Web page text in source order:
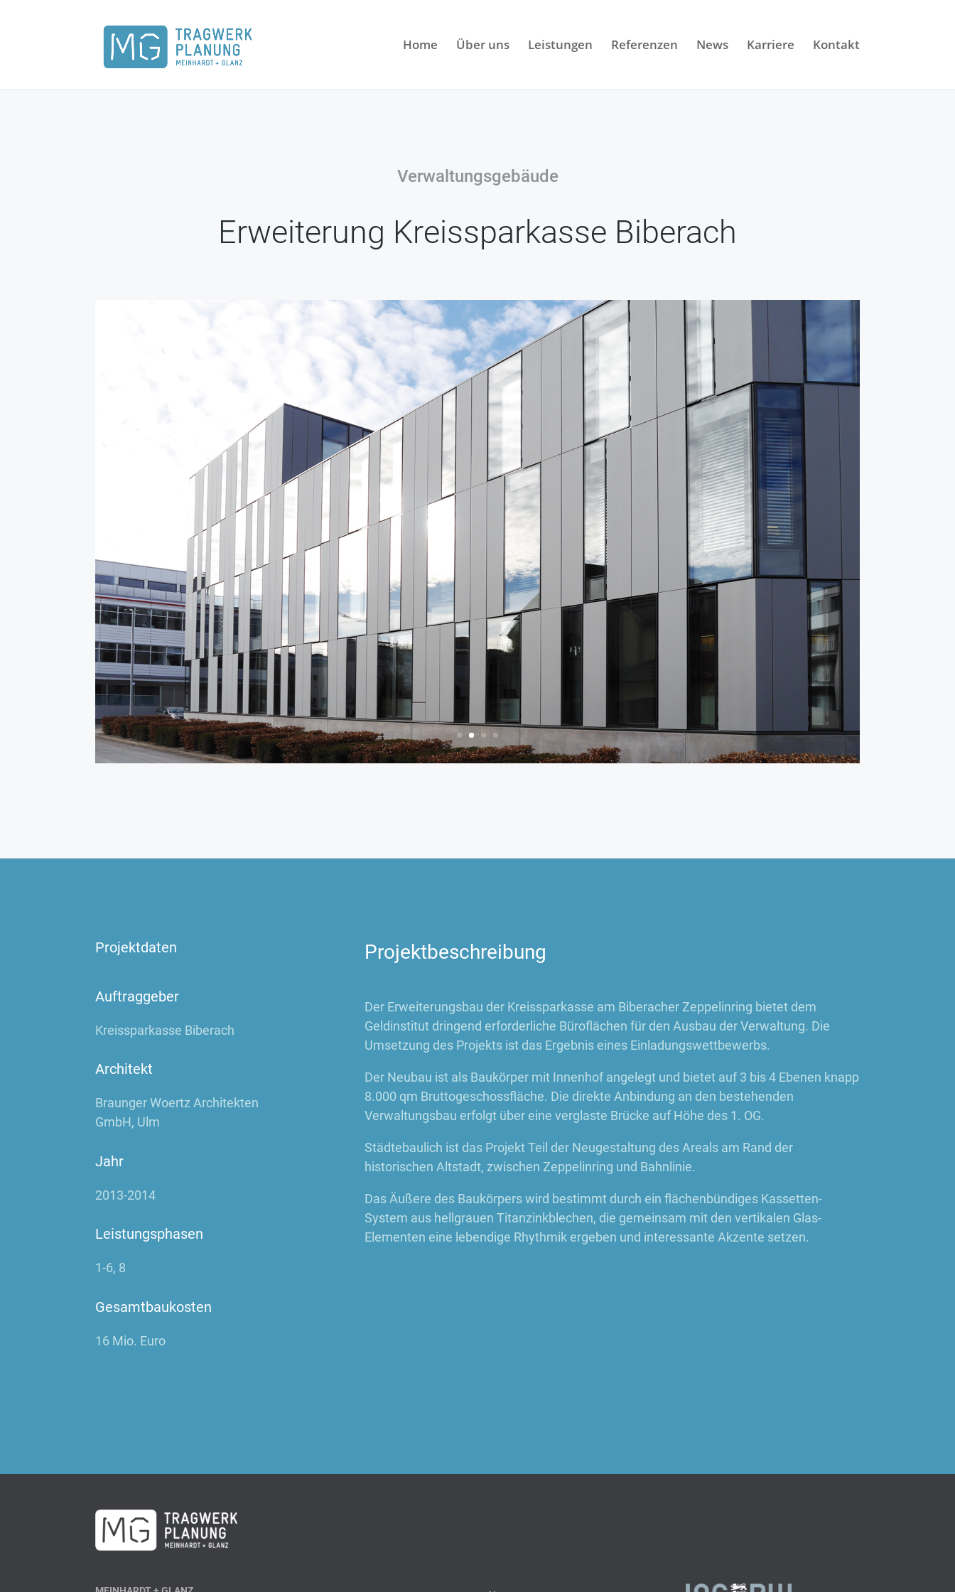
Home Über uns Leistungen Referenzen News Karriere Kontakt
Verwaltungsgebäude
Erweiterung Kreissparkasse Biberach
Projektdaten
Auftraggeber
Kreissparkasse Biberach
Architekt
Braunger Woertz Architekten
GmbH, Ulm
Jahr
2013-2014
Leistungsphasen
1-6, 8
Gesamtbaukosten
16 Mio. Euro
Projektbeschreibung
Der Erweiterungsbau der Kreissparkasse am Biberacher Zeppelinring bietet dem
Geldinstitut dringend erforderliche Büroflächen für den Ausbau der Verwaltung. Die
Umsetzung des Projekts ist das Ergebnis eines Einladungswettbewerbs.
Der Neubau ist als Baukörper mit Innenhof angelegt und bietet auf 3 bis 4 Ebenen knapp
8.000 qm Bruttogeschossfläche. Die direkte Anbindung an den bestehenden
Verwaltungsbau erfolgt über eine verglaste Brücke auf Höhe des 1. OG.
Städtebaulich ist das Projekt Teil der Neugestaltung des Areals am Rand der
historischen Altstadt, zwischen Zeppelinring und Bahnlinie.
Das Äußere des Baukörpers wird bestimmt durch ein flächenbündiges Kassetten-
System aus hellgrauen Titanzinkblechen, die gemeinsam mit den vertikalen Glas-
Elementen eine lebendige Rhythmik ergeben und interessante Akzente setzen.